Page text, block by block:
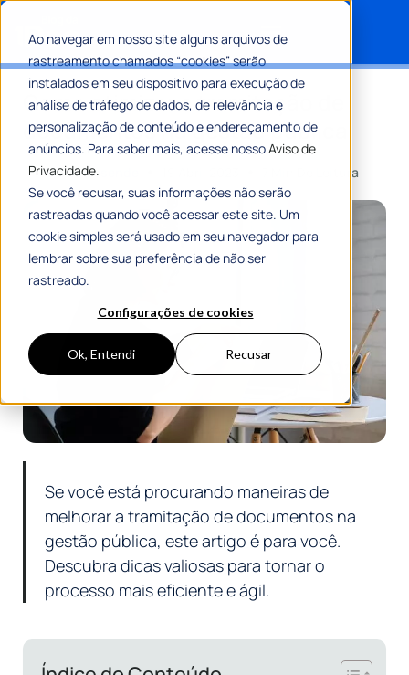
Ao navegar em nosso site alguns arquivos de
rastreamento chamados “cookies” serão
instalados em seu dispositivo para execução de
análise de tráfego de dados, de relevância e
personalização de conteúdo e endereçamento de
anúncios. Para saber mais, acesse nossoAviso de
Privacidade.
Se você recusar, suas informações não serão
rastreadas quando você acessar este site. Um
cookie simples será usado em seu navegador para
lembrar sobre sua preferência de não ser
rastreado.
Configurações de cookies
Ok, Entendi Recusar
Como otimizar a tramitação de
documentos na gestão pública
PorFlávia Resende 7 Min De Leitura
Se você está procurando maneiras de
melhorar a tramitação de documentos na
gestão pública, este artigo é para você.
Descubra dicas valiosas para tornar o
processo mais eficiente e ágil.